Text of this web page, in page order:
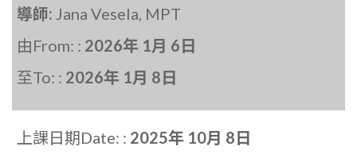
導師: Jana Vesela, MPT
由From: : 2026年 1月 6日
至To: : 2026年 1月 8日
上課日期Date: : 2025年 10月 8日